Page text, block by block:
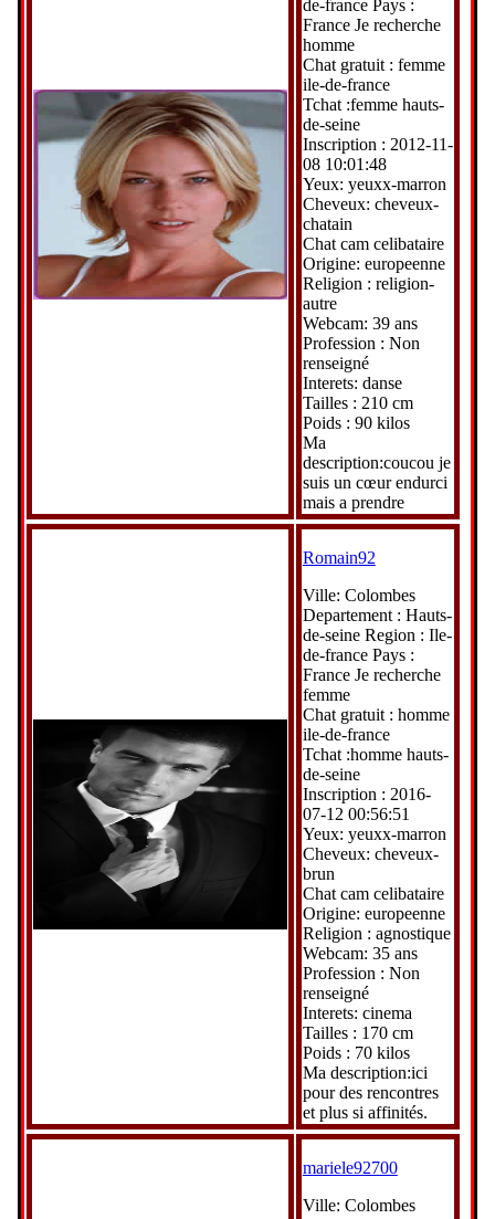
de-france Pays :
France Je recherche
homme
Chat gratuit : femme
ile-de-france
Tchat :femme hauts-
de-seine
Inscription : 2012-11-
08 10:01:48
Yeux: yeuxx-marron
Cheveux: cheveux-
chatain
Chat cam celibataire
Origine: europeenne
Religion : religion-
autre
Webcam: 39 ans
Profession : Non
renseigné
Interets: danse
Tailles : 210 cm
Poids : 90 kilos
Ma
description:coucou je
suis un cœur endurci
mais a prendre
Romain92
Ville: Colombes
Departement : Hauts-
de-seine Region : Ile-
de-france Pays :
France Je recherche
femme
Chat gratuit : homme
ile-de-france
Tchat :homme hauts-
de-seine
Inscription : 2016-
07-12 00:56:51
Yeux: yeuxx-marron
Cheveux: cheveux-
brun
Chat cam celibataire
Origine: europeenne
Religion : agnostique
Webcam: 35 ans
Profession : Non
renseigné
Interets: cinema
Tailles : 170 cm
Poids : 70 kilos
Ma description:ici
pour des rencontres
et plus si affinités.
mariele92700
Ville: Colombes